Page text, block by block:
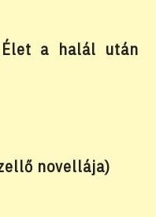
a halál után
novellája)